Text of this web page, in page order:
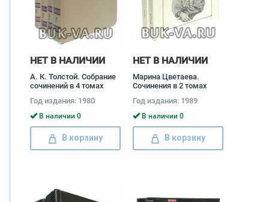
НЕТ В НАЛИЧИИ
А. К. Толстой. Собрание
сочинений в 4 томах
Толстой
Год издания: 1980
В наличии 0
В корзину
НЕТ В НАЛИЧИИ
Марина Цветаева.
Сочинения в 2 томах
Цветаева
Год издания: 1989
В наличии 0
В корзину